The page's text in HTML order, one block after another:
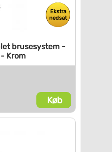
Ekstra
nedsat
brusesystem -
Krom
Køb